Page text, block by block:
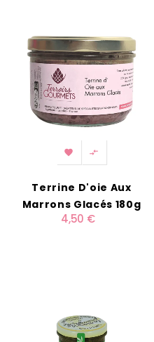
 
Terrine D'oie Aux
Marrons Glacés 180g
4,50 €